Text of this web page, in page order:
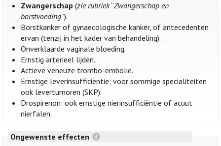
Zwangerschap (zie rubriek“Zwangerschap en
borstvoeding”).
Borstkanker of gynaecologische kanker, of antecedenten
ervan (tenzij in het kader van behandeling).
Onverklaarde vaginale bloeding.
Ernstig arterieel lijden.
Actieve veneuze trombo-embolie.
Ernstige leverinsufficiëntie; voor sommige specialiteiten
ook levertumoren (SKP).
Drospirenon: ook ernstige nierinsufficiëntie of acuut
nierfalen.
Ongewenste effecten